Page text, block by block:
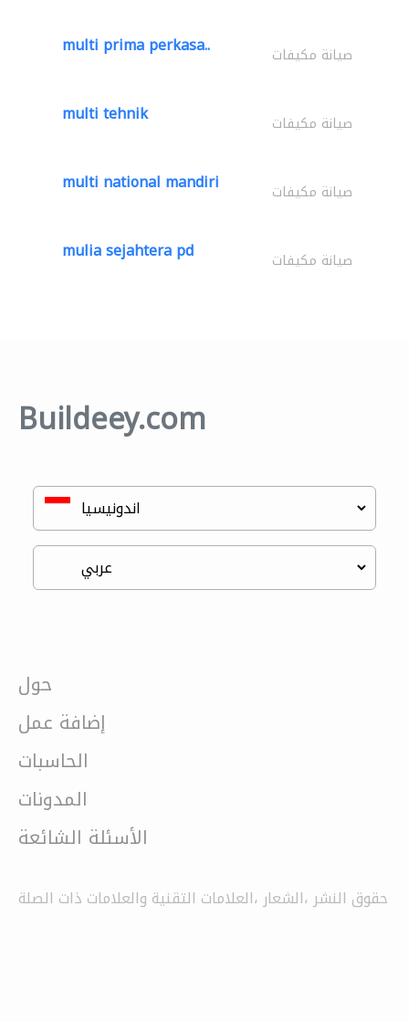
multi prima perkasa.. صيانة مكيفات
multi tehnik صيانة مكيفات
multi national mandiri صيانة مكيفات
mulia sejahtera pd صيانة مكيفات
Buildeey.com
حول
إضافة عمل
الحاسبات
المدونات
الأسئلة الشائعة
حقوق النشر ،الشعار ،العلامات التقنية والعلامات ذات الصلة